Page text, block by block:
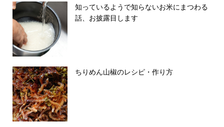
知っているようで知らないお米にまつわる
話、お披露目します
ちりめん山椒のレシピ・作り方